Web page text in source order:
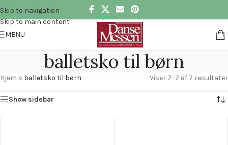
Skip to navigation
Skip to main content
MENU
balletsko til børn
Hjem » balletsko til børn Viser 7–7 af 7 resultater
Show sidebar